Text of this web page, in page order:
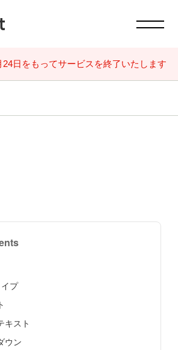
24日をもってサービスを終了いたします
プ
キスト
ウン